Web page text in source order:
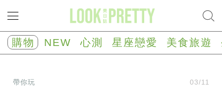
NEW
心
測
塔
卜
購物 NEW 心測 星座戀愛 美食旅遊
帶你玩 03/11